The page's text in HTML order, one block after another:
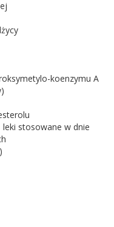
koenzymu A
stosowane w dnie